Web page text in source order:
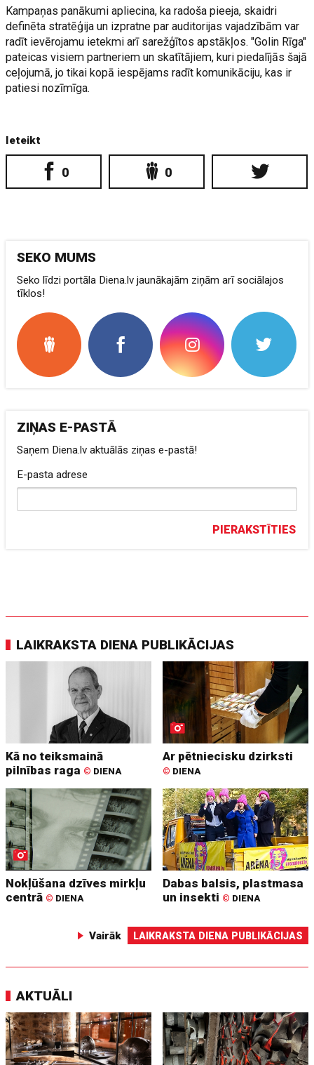
Kampaņas panākumi apliecina, ka radoša pieeja, skaidri
definēta stratēģija un izpratne par auditorijas vajadzībām var
radīt ievērojamu ietekmi arī sarežģītos apstākļos. "Golin Rīga"
pateicas visiem partneriem un skatītājiem, kuri piedalījās šajā
ceļojumā, jo tikai kopā iespējams radīt komunikāciju, kas ir
patiesi nozīmīga.
Ieteikt
0 0
SEKO MUMS
Seko līdzi portāla Diena.lv jaunākajām ziņām arī sociālajos
tīklos!
ZIŅAS E-PASTĀ
Saņem Diena.lv aktuālās ziņas e-pastā!
E-pasta adrese
PIERAKSTĪTIES
LAIKRAKSTA DIENA PUBLIKĀCIJAS
Kā no teiksmainā
pilnības raga © DIENA
Ar pētniecisku dzirksti
© DIENA
Nokļūšana dzīves mirkļu
centrā © DIENA
Dabas balsis, plastmasa
un insekti © DIENA
Vairāk LAIKRAKSTA DIENA PUBLIKĀCIJAS
AKTUĀLI